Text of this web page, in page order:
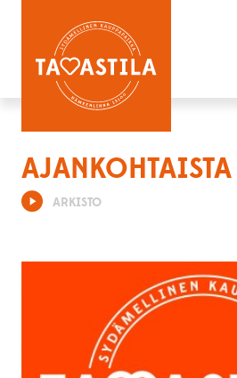
AJANKOHTAISTA
ARKISTO